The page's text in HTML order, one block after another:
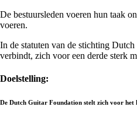
De bestuursleden voeren hun taak
voeren.
In de statuten van de stichting
verbindt, zich voor een derde sterk
Doelstelling:
De Dutch Guitar Foundation stelt zich voor het